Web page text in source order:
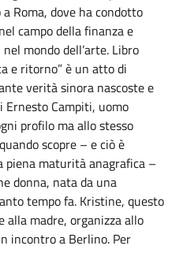
Roma, dove ha condotto
campo della finanza e
mondo dell’arte. Libro
e ritorno” è un atto di
verità sinora nascoste e
Campiti, uomo
profilo ma allo stesso
scopre – e ciò è
piena maturità anagrafica –
donna, nata da una
tempo fa. Kristine, questo
alla madre, organizza allo
incontro a Berlino. Per